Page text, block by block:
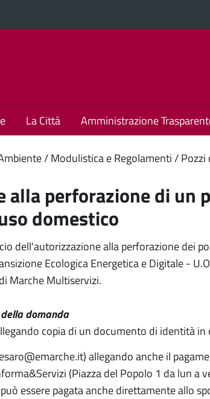
La Città Amministrazione
Modulistica e Regolamenti Pozzi
alla perforazione di un
domestico
dell'autorizzazione alla perforazione dei
Ecologica Energetica e Digitale -
Marche Multiservizi.
domanda
copia di un documento di identità
allegando anche il
(Piazza del Popolo 1 da lun
essere pagata anche direttamente allo